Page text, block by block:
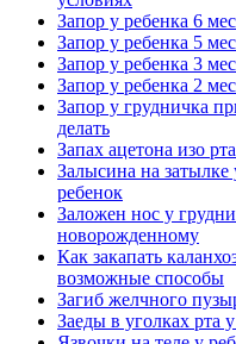
Запор у ребенка 6
Запор у ребенка 5
Запор у ребенка 3
Запор у ребенка 2
Запор у грудничка
делать
Запах ацетона изо
Залысина на
ребенок
Заложен нос у
новорожденному
Как закапать
возможные способы
Загиб желчного
Заеды в уголках рта